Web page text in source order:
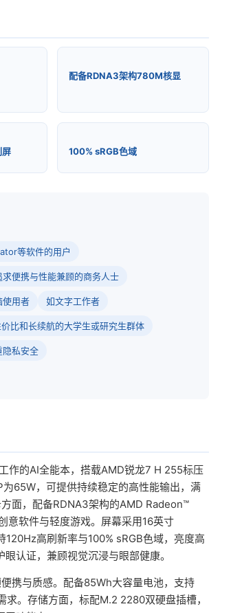
配备RDNA3架构780M核显
屏 100% sRGB色域
等软件的用户
求便携与性能兼顾的商务人士
使用者 如文字工作者
比和长续航的大学生或研究生群体
隐私安全
作的AI全能本，搭载AMD锐龙7 H 255标压
65W，可提供持续稳定的高性能输出，满
面，配备RDNA3架构的AMD Radeon™
意软件与轻度游戏。屏幕采用16英寸
高刷新率与100% sRGB色域，亮度高
认证，兼顾视觉沉浸与眼部健康。
携与质感。配备85Wh大容量电池，支持
。存储方面，标配M.2 2280双硬盘插槽，